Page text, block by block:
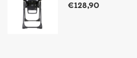
€128,90